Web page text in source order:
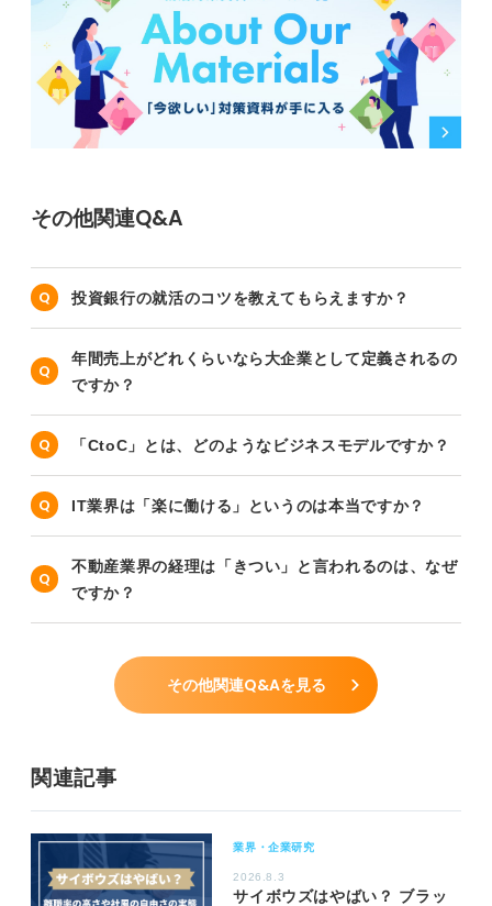
その他関連Q&A
投資銀行の就活のコツを教えてもらえますか？
年間売上がどれくらいなら大企業として定義されるの
ですか？
「CtoC」とは、どのようなビジネスモデルですか？
IT業界は「楽に働ける」というのは本当ですか？
不動産業界の経理は「きつい」と言われるのは、なぜ
ですか？
その他関連Q&Aを見る
関連記事
業界・企業研究
2026.8.3
サイボウズはやばい？ ブラッ